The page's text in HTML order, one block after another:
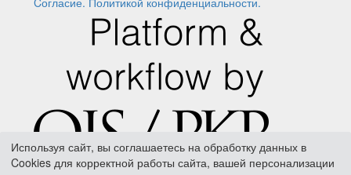
Используя сайт, вы соглашаетесь на обработку данных в
Cookies для корректной работы сайта, вашей персонализации